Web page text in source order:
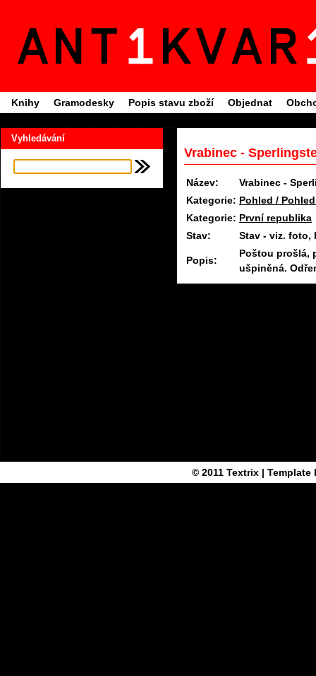
Knihy Gramodesky Popis stavu zboží Objednat
Vyhledávání
Vrabinec -
Název:
Vrabinec -
Kategorie: Pohled /
Kategorie: První republika
Stav:
Stav - viz. foto,
Popis:
Poštou prošlá,
ušpiněná.
© 2011 Textrix| Template